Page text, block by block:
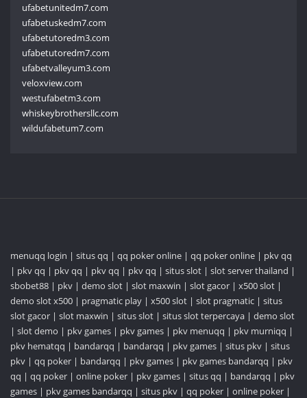
ufabetunitedm7.com
ufabetuskedm7.com
ufabetutoredm3.com
ufabetutoredm7.com
ufabetvalleyum3.com
veloxview.com
westufabetm3.com
whiskeybrothersllc.com
wildufabetum7.com
menuqq login | situs qq | qq poker online | qq poker online | pkv qq
| pkv qq | pkv qq | pkv qq | pkv qq | situs slot | slot server thailand |
sbobet88 | pkv | demo slot | slot maxwin | slot gacor | x500 slot |
demo slot x500 | pragmatic play | x500 slot | slot pragmatic | situs
slot gacor | slot maxwin | situs slot | situs slot terpercaya | demo slot
| slot demo | pkv games | pkv games | pkv menuqq | pkv murniqq |
pkv hematqq | bandarqq | bandarqq | pkv games | situs pkv | situs
pkv | qq poker | bandarqq | pkv games | pkv games bandarqq | pkv
qq | qq poker | online poker | pkv games | situs qq | bandarqq | pkv
games | pkv games bandarqq | situs pkv | qq poker | online poker |